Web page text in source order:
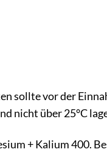
sollte vor der
nicht über 25°C
+ Kalium 400.